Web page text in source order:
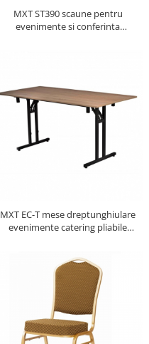
MXT ST390 scaune pentru
evenimente si conferinta
MXT EC-T mese dreptunghiulare
evenimente catering pliabile